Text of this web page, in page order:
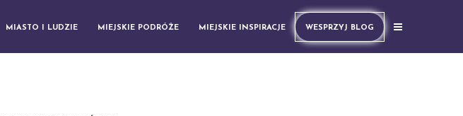
MIASTO I LUDZIE MIEJSKIE PODRÓŻE MIEJSKIE INSPIRACJE WESPRZYJ BLOG